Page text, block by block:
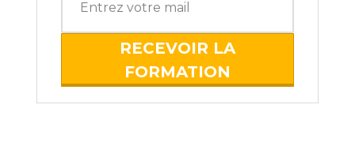
RECEVOIR LA
FORMATION